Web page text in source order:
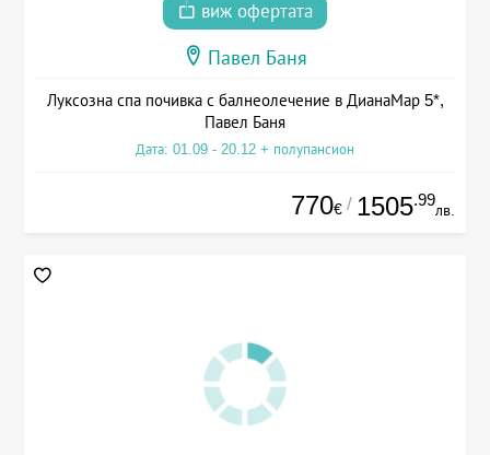
виж офертата
Павел Баня
Луксозна спа почивка с балнеолечение в ДианаМар 5*,
Павел Баня
Дата: 01.09 - 20.12 + полупансион
770€ / 1505.99
лв.